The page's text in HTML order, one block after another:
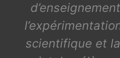
scientifique et